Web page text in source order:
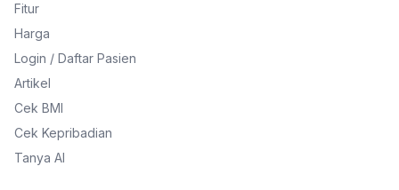
Fitur
Harga
Login / Daftar Pasien
Artikel
Cek BMI
Cek Kepribadian
Tanya AI